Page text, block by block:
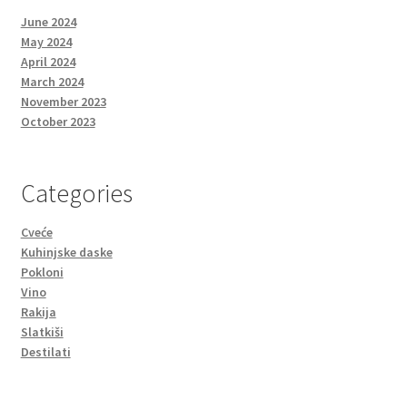
June 2024
May 2024
April 2024
March 2024
November 2023
October 2023
Categories
Cveće
Kuhinjske daske
Pokloni
Vino
Rakija
Slatkiši
Destilati